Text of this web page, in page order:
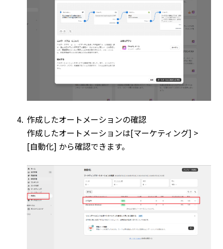
作成したオートメーションの確認
作成したオートメーションは[マーケティング] >
[自動化] から確認できます。